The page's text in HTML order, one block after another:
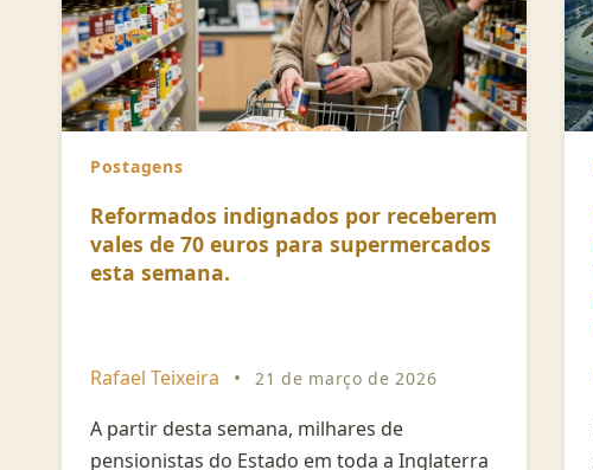
Postagens
Reformados indignados por receberem
vales de 70 euros para supermercados
esta semana.
Rafael Teixeira • 21 de março de 2026
A partir desta semana, milhares de
pensionistas do Estado em toda a Inglaterra